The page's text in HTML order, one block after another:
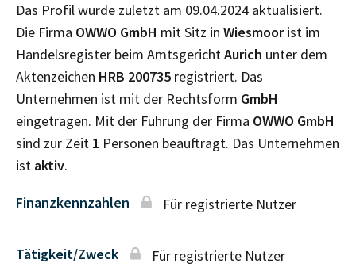
Das Profil wurde zuletzt am 09.04.2024 aktualisiert.
Die Firma OWWO GmbH mit Sitz in Wiesmoorist im
Handelsregister beim AmtsgerichtAurich unter dem
Aktenzeichen HRB 200735 registriert. Das
Unternehmen ist mit der Rechtsform GmbH
eingetragen. Mit der Führung der Firma OWWO GmbH
sind zur Zeit 1 Personen beauftragt. Das Unternehmen
ist aktiv.
Finanzkennzahlen Für registrierte Nutzer
Tätigkeit/Zweck Für registrierte Nutzer